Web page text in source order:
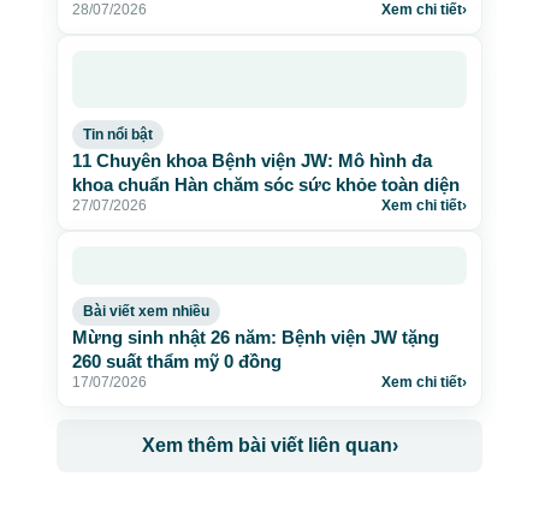
28/07/2026 Xem chi tiết›
Tin nổi bật
11 Chuyên khoa Bệnh viện JW: Mô hình đa
khoa chuẩn Hàn chăm sóc sức khỏe toàn diện
27/07/2026 Xem chi tiết›
Bài viết xem nhiều
Mừng sinh nhật 26 năm: Bệnh viện JW tặng
260 suất thẩm mỹ 0 đồng
17/07/2026 Xem chi tiết›
Xem thêm bài viết liên quan›